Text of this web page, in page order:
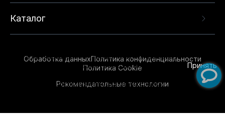
Каталог
Обработка данныхПолитика конфиденциальности
Политика Cookie
Рекомендательные технологии
опыта на нашем сайте. Продолжая использовать
данный сайт, вы соглашаетесь с использованием
технологий. Для получения дополнительной
Принять